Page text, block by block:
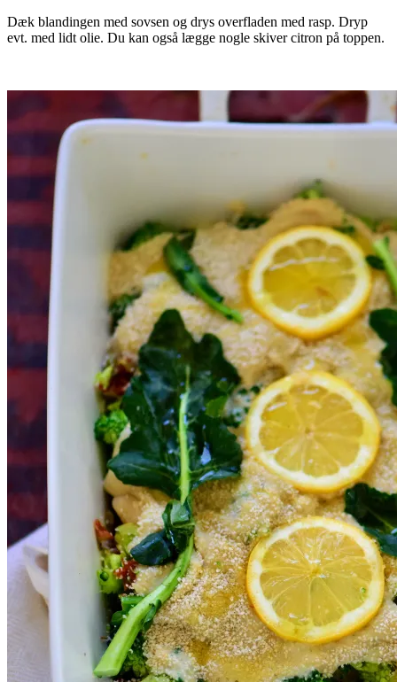
Dæk blandingen med sovsen og drys overfladen med rasp. Dryp
evt. med lidt olie. Du kan også lægge nogle skiver citron på toppen.